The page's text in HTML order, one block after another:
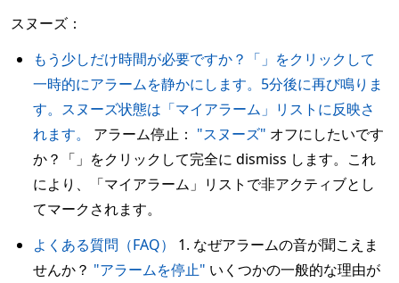
スヌーズ：
もう少しだけ時間が必要ですか？「」をクリックして
一時的にアラームを静かにします。5分後に再び鳴りま
す。スヌーズ状態は「マイアラーム」リストに反映さ
れます。
アラーム停止： "スヌーズ" オフにしたいです
か？「」をクリックして完全に dismiss します。これ
により、「マイアラーム」リストで非アクティブとし
てマークされます。
よくある質問（FAQ）
1. なぜアラームの音が聞こえま
せんか？ "アラームを停止" いくつかの一般的な理由が